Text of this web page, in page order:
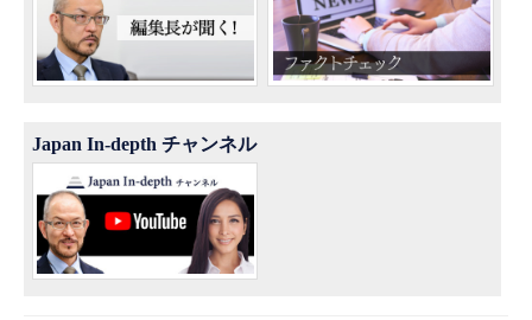
Japan In-depth チャンネル